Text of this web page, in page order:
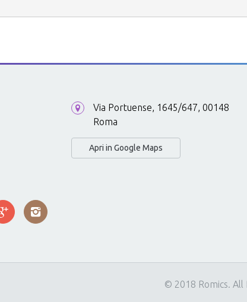
Via Portuense, 1645/647, 00148
Roma
Apri in Google Maps
© 2018 Romics. All